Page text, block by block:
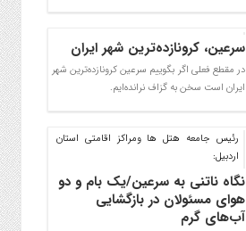
سرعین، کرونازده‌ترین شهر ایران
در مقطع فعلی اگر بگوییم سرعین کرونازده‌ترین شهر
ایران است سخن به گزاف نرانده‌ایم.
رئیس جامعه هتل ها ومراکز اقامتی استان
اردبیل:
نگاه ناتنی به سرعین/یک بام و دو
هوای مسئولان در بازگشایی
آب‌های گرم